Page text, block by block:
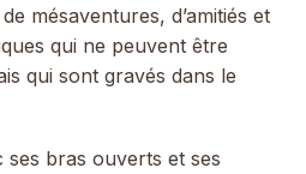
mésaventures, d’amitiés et
qui ne peuvent être
qui sont gravés dans le
ses bras ouverts et ses